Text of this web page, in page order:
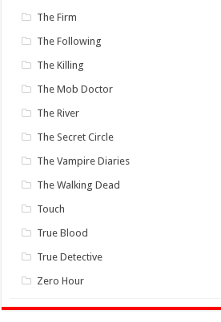
The Firm
The Following
The Killing
The Mob Doctor
The River
The Secret Circle
The Vampire Diaries
The Walking Dead
Touch
True Blood
True Detective
Zero Hour